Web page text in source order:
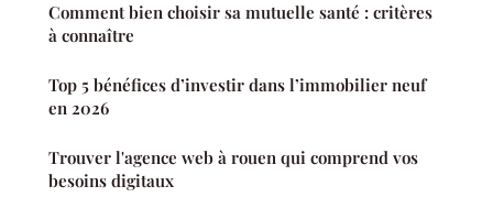
Comment bien choisir sa mutuelle santé : critères
à connaître
Top 5 bénéfices d’investir dans l’immobilier neuf
en 2026
Trouver l'agence web à rouen qui comprend vos
besoins digitaux